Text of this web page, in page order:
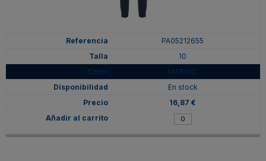
PA05212655
10
MARINO
En stock
16,87 €